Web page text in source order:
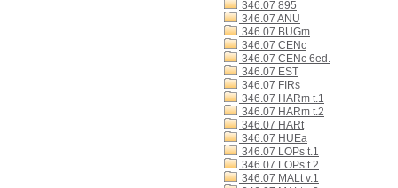
346.07 895
346.07 ANU
346.07 BUGm
346.07 CENc
346.07 CENc 6ed.
346.07 EST
346.07 FIRs
346.07 HARm t.1
346.07 HARm t.2
346.07 HARt
346.07 HUEa
346.07 LOPs t.1
346.07 LOPs t.2
346.07 MALt v.1